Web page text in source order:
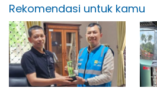
Rekomendasi untuk kamu